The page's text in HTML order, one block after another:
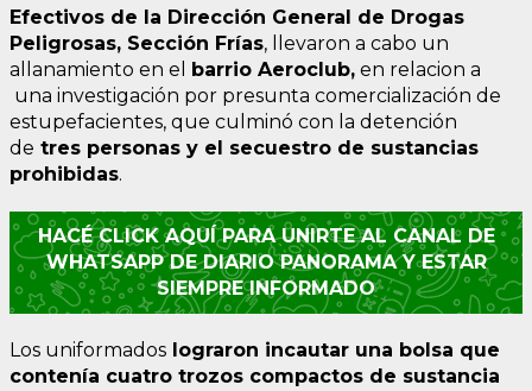
Efectivos de la Dirección General de Drogas
Peligrosas, Sección Frías, llevaron a cabo un
allanamiento en el barrio Aeroclub, en relacion a
una investigación por presunta comercialización de
estupefacientes, que culminó con la detención
de tres personas y el secuestro de sustancias
prohibidas.
HACÉ CLICK AQUÍ PARA UNIRTE AL CANAL DE
WHATSAPP DE DIARIO PANORAMA Y ESTAR
SIEMPRE INFORMADO
Los uniformados lograron incautar una bolsa que
contenía cuatro trozos compactos de sustancia